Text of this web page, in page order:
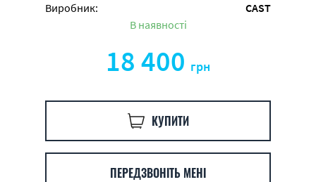
Виробник:
CAST
В наявності
18 400 грн
КУПИТИ
ПЕРЕДЗВОНІТЬ МЕНІ